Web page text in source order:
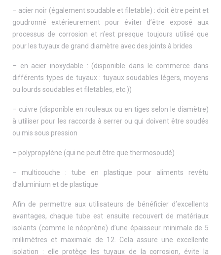
– acier noir (également soudable et filetable) : doit être peint et
goudronné extérieurement pour éviter d’être exposé aux
processus de corrosion et n’est presque toujours utilisé que
pour les tuyaux de grand diamètre avec des joints à brides
– en acier inoxydable : (disponible dans le commerce dans
différents types de tuyaux : tuyaux soudables légers, moyens
ou lourds soudables et filetables, etc.))
– cuivre (disponible en rouleaux ou en tiges selon le diamètre)
à utiliser pour les raccords à serrer ou qui doivent être soudés
ou mis sous pression
– polypropylène (qui ne peut être que thermosoudé)
– multicouche : tube en plastique pour aliments revêtu
d’aluminium et de plastique
Afin de permettre aux utilisateurs de bénéficier d’excellents
avantages, chaque tube est ensuite recouvert de matériaux
isolants (comme le néoprène) d’une épaisseur minimale de 5
millimètres et maximale de 12. Cela assure une excellente
isolation : elle protège les tuyaux de la corrosion, évite la